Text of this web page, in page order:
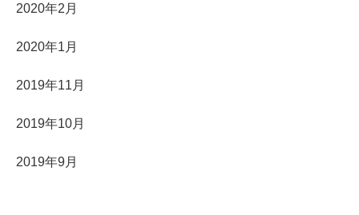
2020年2月
2020年1月
2019年11月
2019年10月
2019年9月